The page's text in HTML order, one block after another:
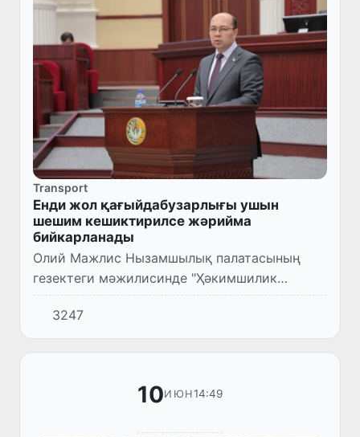
Transport
Енди жол қағыйдабузарлығы ушын
шешим кешиктирилсе жәрийма
бийкарланады
Олий Мажлис Нызамшылық палатасының
гезектеги мәжилисинде "Ҳәкимшилик
жуўапкершилик ҳаққындағы кодексине
өзгерислер ҳәм қосымшалар киргизиў
ҳаққында"ғы нызам жойбары биринши
3247
10ИЮН14:49